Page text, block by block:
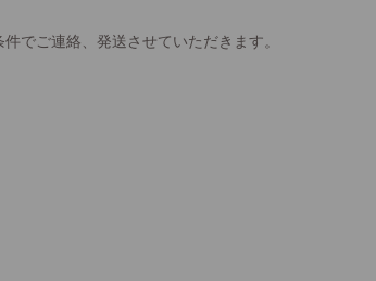
でご連絡、発送させていただきます。